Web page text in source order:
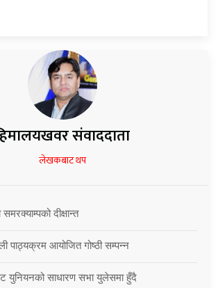
संवाददाता
लेखकबाट थप
दीक्षान्त
पाठ्यक्रम आयोजित गोष्ठी सम्पन्न
युनियनको साधारण सभा युलेसमा हुँदै